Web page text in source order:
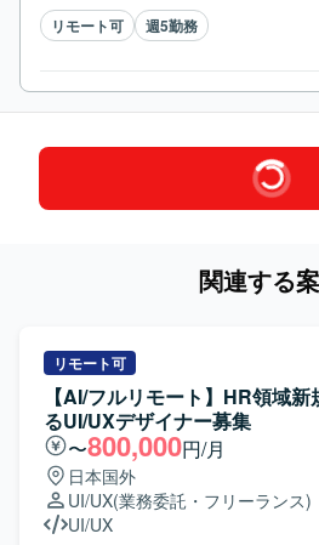
リモート可 週5勤務
関連する
リモート可
【AI/フルリモート】HR領域
るUI/UXデザイナー募集
〜800,000円/月
日本国外
UI/UX(業務委託・フリーランス)
UI/UX